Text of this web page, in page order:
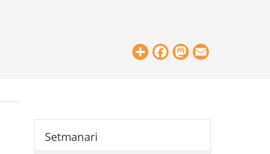
ShareFacebook
Mastodon
Setmanari